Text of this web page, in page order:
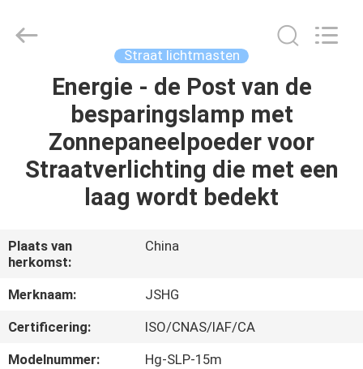
PRODUCTEN
VR-
SHOW
ONGEVEER
ONS
co.,ltd.
Straat lichtmasten
Energie - de Post van de
besparingslamp met
Zonnepaneelpoeder voor
Straatverlichting die met een
laag wordt bedekt
Plaats van
herkomst:
China
Merknaam:
JSHG
Certificering:
ISO/CNAS/IAF/CA
Modelnummer:
Hg-SLP-15m